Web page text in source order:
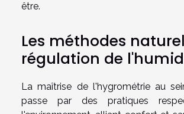
être.
Les méthodes
régulation de
La maîtrise de l'hygrométrie au
passe par des pratiques